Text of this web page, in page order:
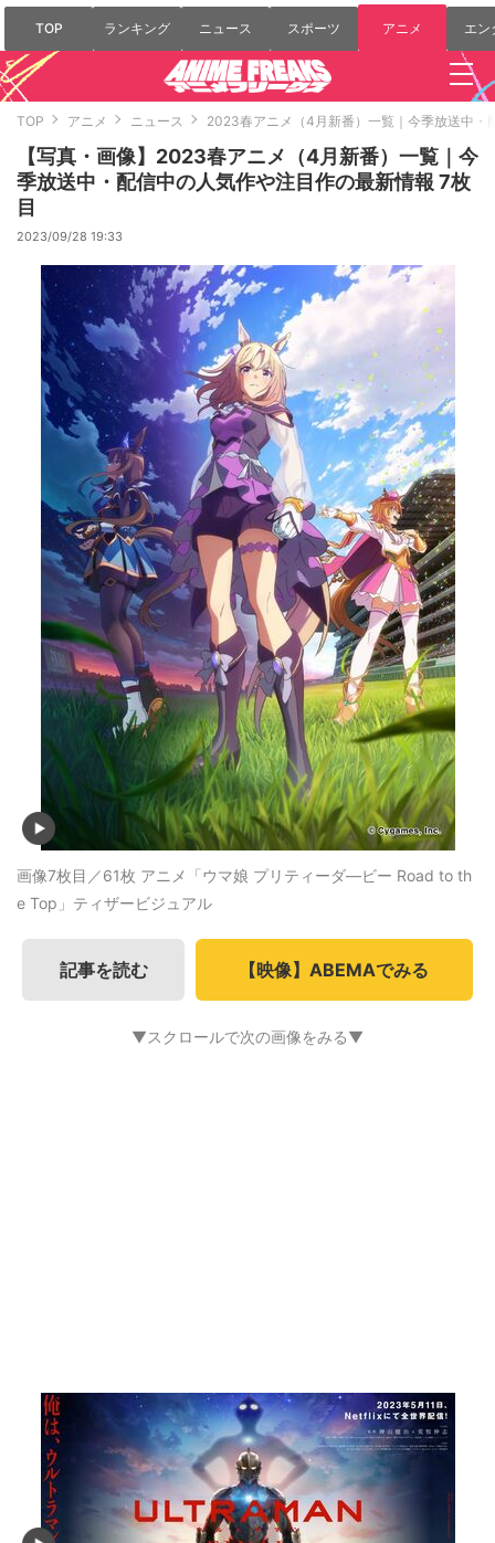
TOP ランキング ニュース スポーツ アニメ エン
TOP アニメ ニュース 2023春アニメ（4月新番）一覧｜今季放送中・
【写真・画像】2023春アニメ（4月新番）一覧｜今
季放送中・配信中の人気作や注目作の最新情報 7枚
目
2023/09/28 19:33
画像7枚目／61枚 アニメ「ウマ娘 プリティーダ―ビー Road to th
e Top」ティザービジュアル
記事を読む 【映像】ABEMAでみる
▼スクロールで次の画像をみる▼